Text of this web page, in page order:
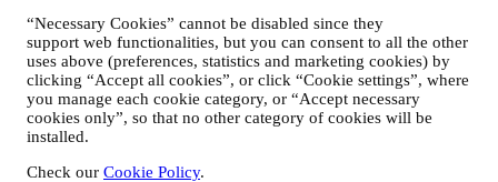
“Necessary Cookies” cannot be disabled since they
support web functionalities, but you can consent to all the other
uses above (preferences, statistics and marketing cookies) by
clicking “Accept all cookies”, or click “Cookie settings”, where
you manage each cookie category, or “Accept necessary
cookies only”, so that no other category of cookies will be
installed.
Check our Cookie Policy.
gepersonaliseerde marketingcommunicatie en nieuws sturen
over initiatieven met betrekking tot Le Creuset die worden
gepromoot door de dochterondernemingen van de groep, en
lokale filialen en partners, die ook afhangen van uw
voorkeuren. Wij zullen contact met u opnemen via e-mail, sms
of sociale media, maar ook via geautomatiseerde middelen.
Creuset-producten of op nieuwe winkelopeningen, exclusieve